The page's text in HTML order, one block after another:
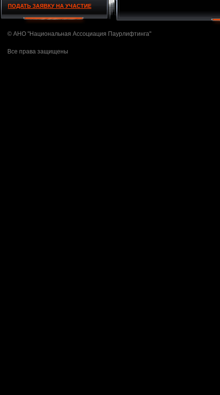
ПОДАТЬ ЗАЯВКУ НА УЧАСТИЕ
© АНО "Национальная Ассоциация Паурлифтинга"
Все права защищены